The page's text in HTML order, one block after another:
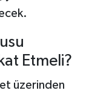
Etmeli?
üzerinden